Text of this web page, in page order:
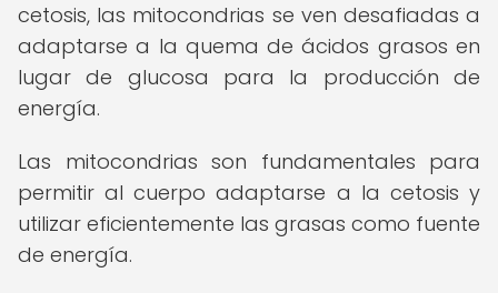
cetosis, las mitocondrias se ven desafiadas a
adaptarse a la quema de ácidos grasos en
lugar de glucosa para la producción de
energía.
Las mitocondrias son fundamentales para
permitir al cuerpo adaptarse a la cetosis y
utilizar eficientemente las grasas como fuente
de energía.